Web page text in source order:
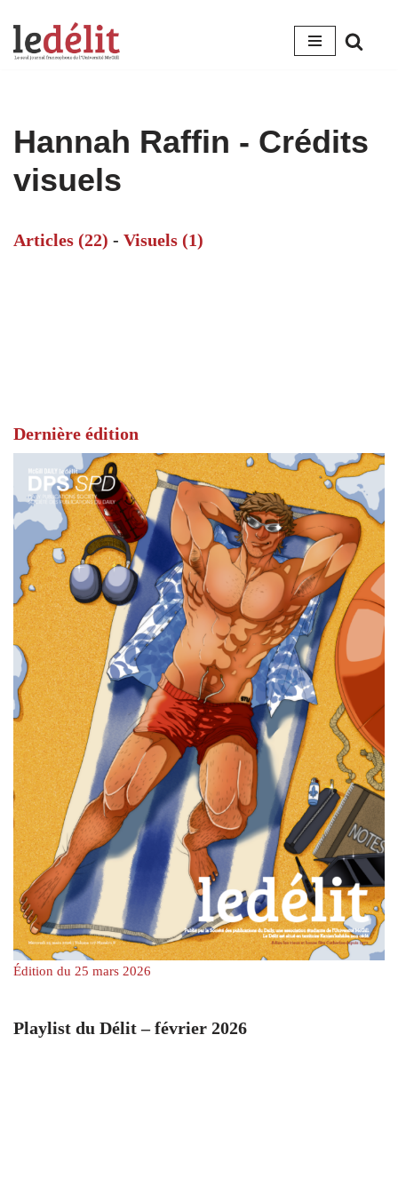
Aller
Hannah Raffin - Crédits
visuels
Articles (22) - Visuels (1)
Dernière édition
Édition du 25 mars 2026
Playlist du Délit – février 2026